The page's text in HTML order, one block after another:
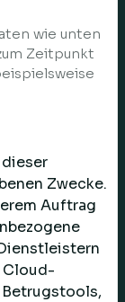
wie unten
Zeitpunkt
Zwecke.
Auftrag
Cloud-